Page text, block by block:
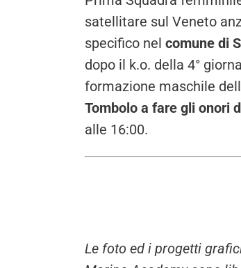
satellitare sul Veneto
specifico nel comune di
dopo il k.o. della 4°
formazione maschile
Tombolo a fare gli onori
alle 16:00.
Le foto ed i progetti